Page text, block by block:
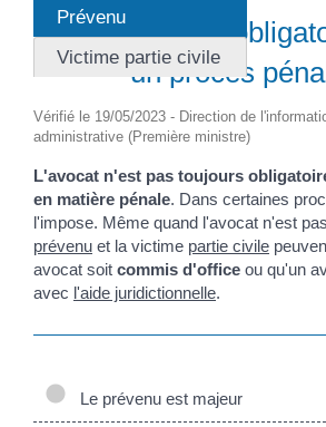
L'avocat est-il
un procès
Vérifié le 19/05/2023 - Direction de
administrative (Première ministre)
L'avocat n'est pas toujours
en matière pénale. Dans certaines
l'impose. Même quand l'avocat n'est
prévenu et la victime partie civile
avocat soit commis d'office ou qu'un
avec l'aide juridictionnelle.
Prévenu
Victime partie civile
Le prévenu est majeur